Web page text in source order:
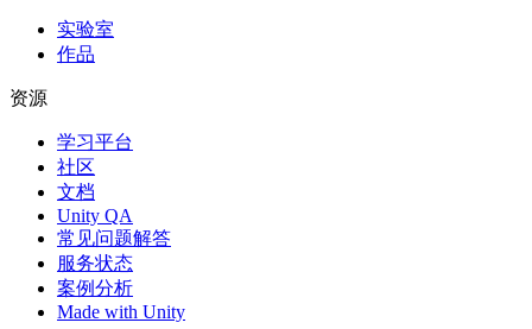
实验室
作品
资源
学习平台
社区
文档
Unity QA
常见问题解答
服务状态
案例分析
Made with Unity